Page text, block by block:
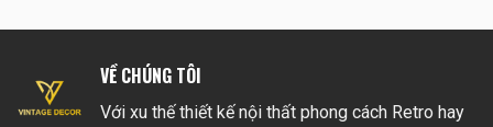
VỀ CHÚNG TÔI
Với xu thế thiết kế nội thất phong cách Retro hay